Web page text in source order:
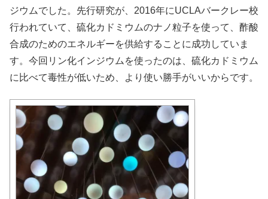
ジウムでした。先行研究が、2016年にUCLAバークレー校
行われていて、硫化カドミウムのナノ粒子を使って、酢酸
合成のためのエネルギーを供給することに成功していま
す。今回リン化インジウムを使ったのは、硫化カドミウム
に比べて毒性が低いため、より使い勝手がいいからです。